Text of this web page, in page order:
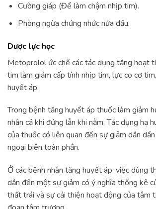
Cường giáp (Để làm chậm nhịp tim).
Phòng ngừa chứng nhức nửa đấu.
Dược lực học
Metoprolol ức chế các tác dụng tăng hoạt
tim làm giảm cấp tính nhịp tim, lực co cơ
huyết áp.
Trong bệnh tăng huyết áp thuốc làm giảm
nhân cả khi đứng lẫn khi nằm. Tác dụng hạ
của thuốc có liên quan đến sự giảm dần
ngoại biên toàn phần.
Ở các bệnh nhân tăng huyết áp, việc dùng
dẫn đến một sự giảm có ý nghĩa thống kê
thất trái và sự cải thiện hoạt động của tâm